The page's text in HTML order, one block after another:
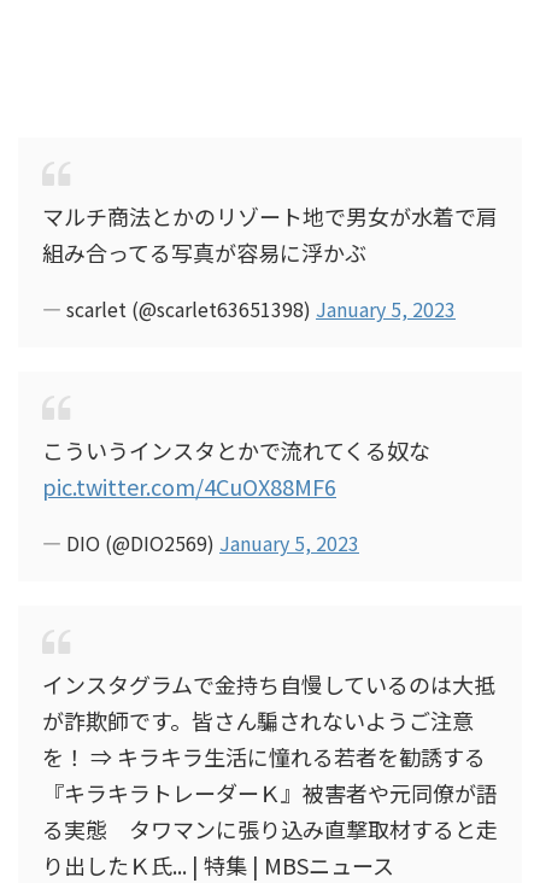
マルチ商法とかのリゾート地で男女が水着で肩
組み合ってる写真が容易に浮かぶ
— scarlet (@scarlet63651398) January 5, 2023
こういうインスタとかで流れてくる奴な
pic.twitter.com/4CuOX88MF6
— DIO (@DIO2569) January 5, 2023
インスタグラムで金持ち自慢しているのは大抵
が詐欺師です。皆さん騙されないようご注意
を！ ⇒ キラキラ生活に憧れる若者を勧誘する
『キラキラトレーダーＫ』被害者や元同僚が語
る実態 タワマンに張り込み直撃取材すると走
り出したＫ氏... | 特集 | MBSニュース